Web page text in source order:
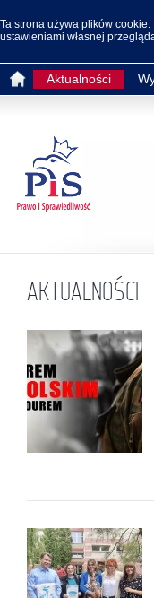
Ta strona używa plików
ustawieniami własnej
Aktualności
AKTUALNOŚCI